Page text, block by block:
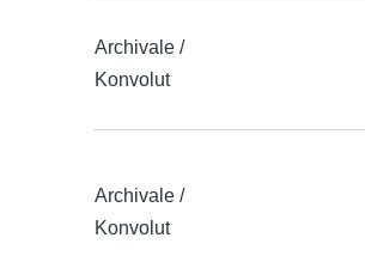
Archivale /
Konvolut
Archivale /
Konvolut